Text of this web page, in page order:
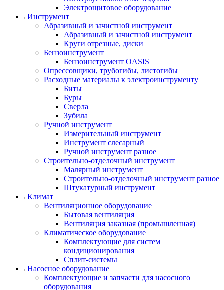
Электрощитовое оборудование
Инструмент
Абразивный и зачистной инструмент
Абразивный и зачистной инструмент
Круги отрезные, диски
Бензоинструмент
Бензоинструмент OASIS
Опрессовщики, трубогибы, листогибы
Расходные материалы к электроинструменту
Биты
Буры
Сверла
Зубила
Ручной инструмент
Измерительный инструмент
Инструмент слесарный
Ручной инструмент разное
Строительно-отделочный инструмент
Малярный инструмент
Строительно-отделочный инструмент разное
Штукатурный инструмент
Климат
Вентиляционное оборудование
Бытовая вентиляция
Вентиляция заказная (промышленная)
Климатическое оборудование
Комплектующие для систем
кондиционирования
Сплит-системы
Насосное оборудование
Комплектующие и запчасти для насосного
оборудования